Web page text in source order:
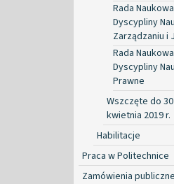
Rada Naukowa
Dyscypliny
Zarządzaniu i
Rada Naukowa
Dyscypliny
Prawne
Wszczęte do 30
kwietnia 2019 r.
Habilitacje
Praca w Politechnice
Zamówienia publiczne